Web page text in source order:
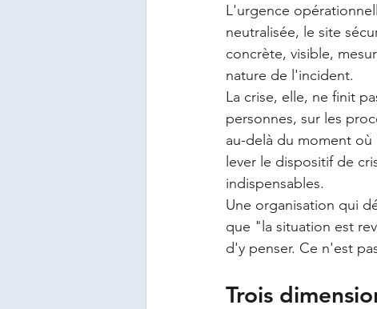
L'urgence
neutralisée, le site
concrète, visible,
nature de l'incident.
La crise, elle, ne finit
personnes, sur les
au-delà du moment
lever le dispositif de
indispensables.
Une organisation qui
que "la situation est
d'y penser. Ce n'est
Trois